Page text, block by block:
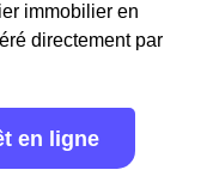
immobilier en
directement par
en ligne